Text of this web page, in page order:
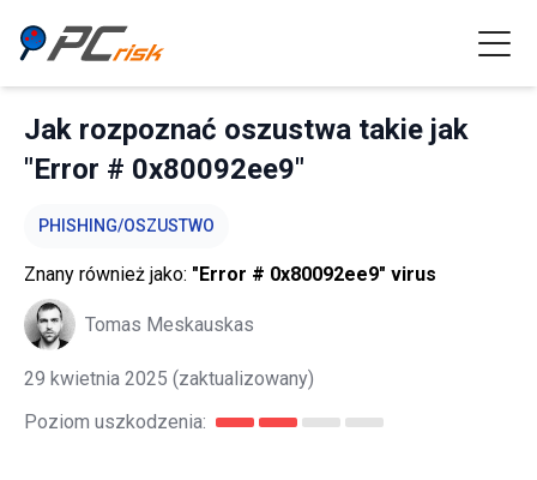
Jak rozpoznać oszustwa takie jak
"Error # 0x80092ee9"
PHISHING/OSZUSTWO
Znany również jako: "Error # 0x80092ee9" virus
Tomas Meskauskas
29 kwietnia 2025 (zaktualizowany)
Poziom uszkodzenia: